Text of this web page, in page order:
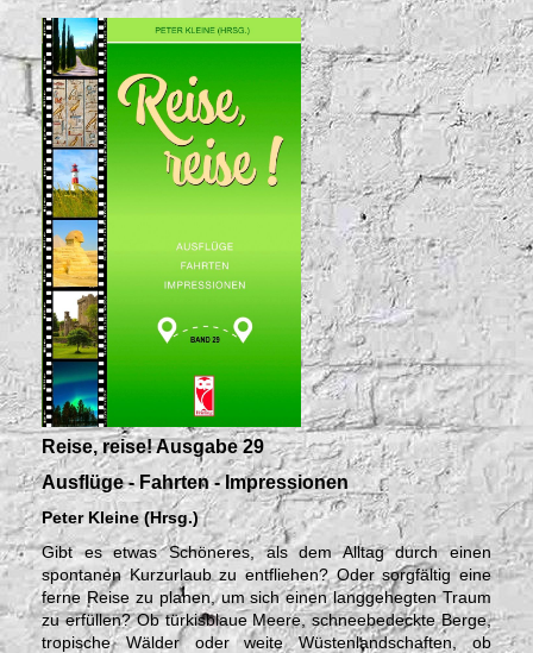
Reise, reise! Ausgabe 29
Ausflüge - Fahrten - Impressionen
Peter Kleine (Hrsg.)
Gibt es etwas Schöneres, als dem Alltag durch einen
spontanen Kurzurlaub zu entfliehen? Oder sorgfältig eine
ferne Reise zu planen, um sich einen langgehegten Traum
zu erfüllen? Ob türkisblaue Meere, schneebedeckte Berge,
tropische Wälder oder weite Wüstenlandschaften, ob